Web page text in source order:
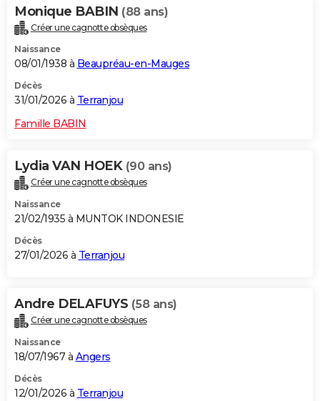
Monique BABIN (88 ans)
Créer une cagnotte obsèques
Naissance
08/01/1938 à Beaupréau-en-Mauges
Décès
31/01/2026 à Terranjou
Famille BABIN
Lydia VAN HOEK (90 ans)
Créer une cagnotte obsèques
Naissance
21/02/1935 à MUNTOK INDONESIE
Décès
27/01/2026 à Terranjou
Andre DELAFUYS (58 ans)
Créer une cagnotte obsèques
Naissance
18/07/1967 à Angers
Décès
12/01/2026 à Terranjou